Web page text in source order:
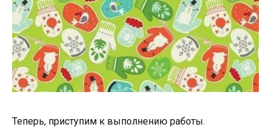
Теперь, приступим к выполнению работы.